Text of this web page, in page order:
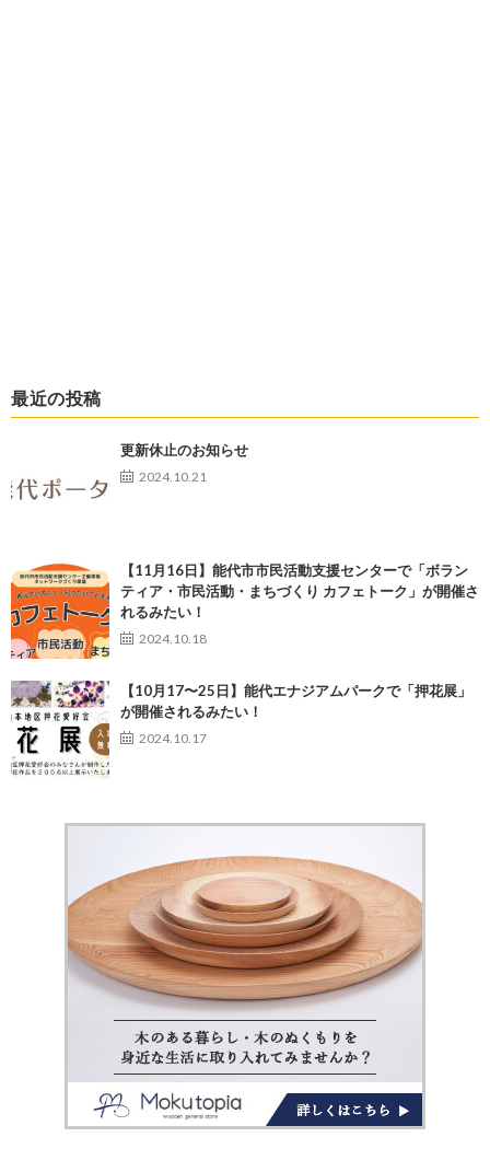
最近の投稿
更新休止のお知らせ
2024.10.21
【11月16日】能代市市民活動支援センターで「ボラン
ティア・市民活動・まちづくり カフェトーク」が開催さ
れるみたい！
2024.10.18
【10月17〜25日】能代エナジアムパークで「押花展」
が開催されるみたい！
2024.10.17